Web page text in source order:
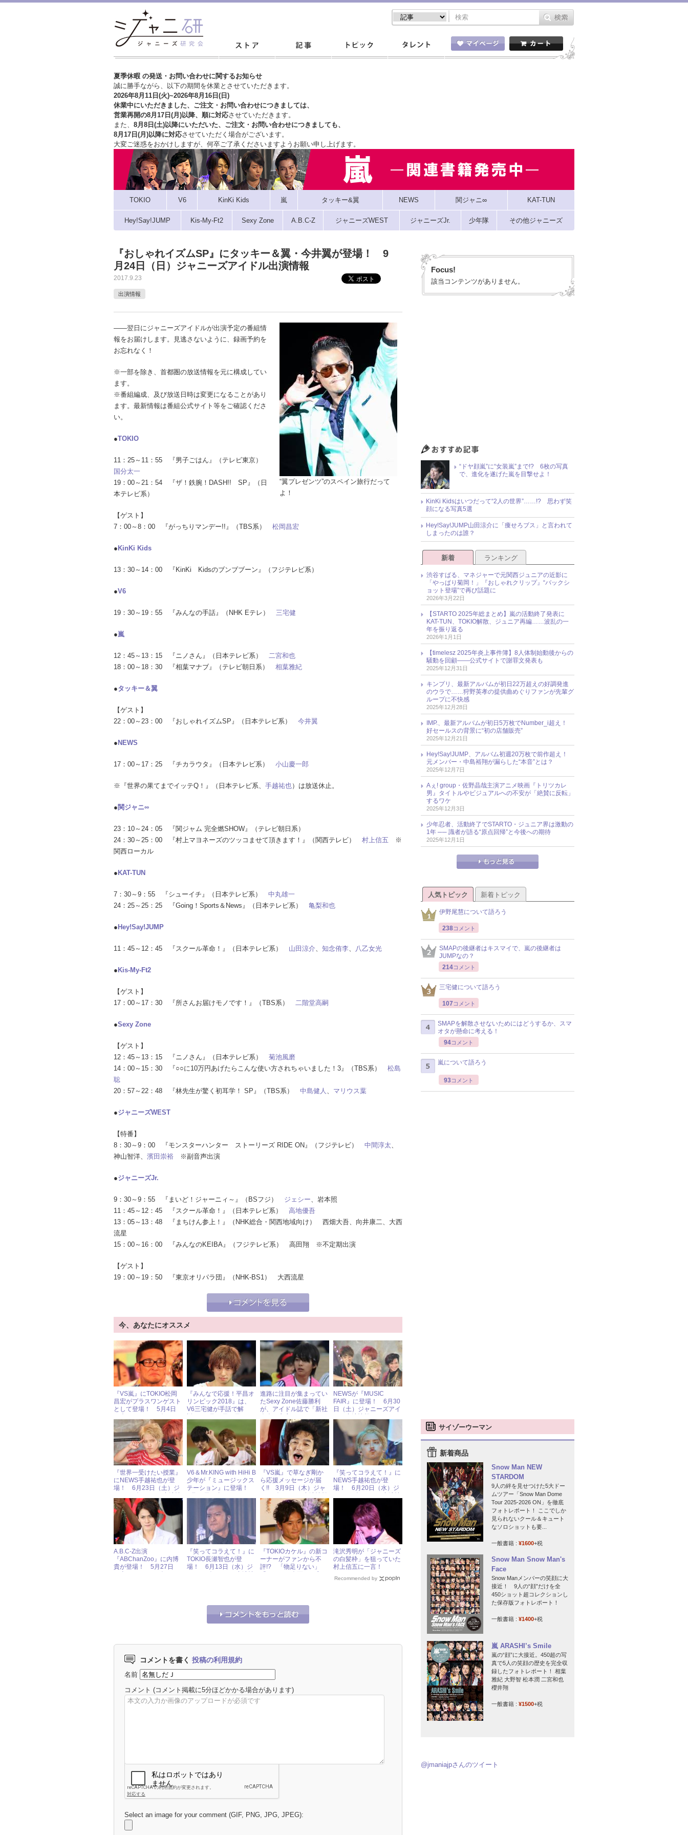
夏季休暇 の発送・お問い合わせに関するお知らせ
誠に勝手ながら、以下の期間を休業とさせていただきます。
2026年8月11日(火)~2026年8月16日(日)
休業中にいただきました、ご注文・お問い合わせにつきましては、
営業再開の8月17日(月)以降、順に対応させていただきます。
また、 8月8日(土)以降にいただいた、ご注文・ お問い合わせにつきましても、
8月17日(月)以降に対応させていただく場合がございます。
大変ご迷惑をおかけしますが、 何卒ご了承くださいますようお願い申し上げます。
TOKIO V6 KinKi Kids 嵐 タッキー&翼 NEWS 関ジャニ∞ KAT-TUN
Hey!Say!JUMP Kis-My-Ft2 Sexy Zone A.B.C-Z ジャニーズWEST ジャニーズJr. 少年隊 その他ジャニーズ
『おしゃれイズムSP』にタッキー＆翼・今井翼が登場！ 9
月24日（日）ジャニーズアイドル出演情報
2017.9.23
出演情報
“翼プレゼンツ”のスペイン旅行だって
よ！
――翌日にジャニーズアイドルが出演予定の番組情
報をお届けします。見逃さないように、録画予約を
お忘れなく！
※一部を除き、首都圏の放送情報を元に構成してい
ます。
※番組編成、及び放送日時は変更になることがあり
ます。最新情報は番組公式サイト等をご確認くださ
い。
●TOKIO
11：25～11：55 『男子ごはん』（テレビ東京）
国分太一
19：00～21：54 『ザ！鉄腕！DASH!! SP』（日
本テレビ系）
【ゲスト】
7：00～8：00 『がっちりマンデー!!』（TBS系） 松岡昌宏
● KinKi Kids
13：30～14：00 『KinKi Kidsのブンブブーン』（フジテレビ系）
●V6
19：30～19：55 『みんなの手話』（NHK Eテレ） 三宅健
●嵐
12：45～13：15 『ニノさん』（日本テレビ系） 二宮和也
18：00～18：30 『相葉マナブ』（テレビ朝日系） 相葉雅紀
●タッキー＆翼
【ゲスト】
22：00～23：00 『おしゃれイズムSP』（日本テレビ系） 今井翼
● NEWS
17：00～17：25 『チカラウタ』（日本テレビ系） 小山慶一郎
※『世界の果てまでイッテQ！』（日本テレビ系、 手越祐也）は放送休止。
● 関ジャニ∞
23：10～24：05 『関ジャム 完全燃SHOW』（テレビ朝日系）
24：30～25：00 『村上マヨネーズのツッコませて頂きます！』（関西テレビ） 村上信五 ※
関西ローカル
● KAT-TUN
7：30～9：55 『シューイチ』（日本テレビ系） 中丸雄一
24：25～25：25 『Going！Sports＆News』（日本テレビ系） 亀梨和也
● Hey!Say!JUMP
11：45～12：45 『スクール革命！』（日本テレビ系） 山田涼介、 知念侑李、 八乙女光
● Kis-My-Ft2
【ゲスト】
17：00～17：30 『所さんお届けモノです！』（TBS系） 二階堂高嗣
●Sexy Zone
【ゲスト】
12：45～13：15 『ニノさん』（日本テレビ系） 菊池風磨
14：00～15：30 『○○に10万円あげたらこんな使い方されちゃいました！3』（TBS系） 松島
聡
20：57～22：48 『林先生が驚く初耳学！ SP』（TBS系） 中島健人 、 マリウス葉
●ジャニーズWEST
【特番】
8：30～9：00 『モンスターハンター ストーリーズ RIDE ON』（フジテレビ） 中間淳太、
神山智洋、 濱田崇裕 ※副音声出演
●ジャニーズJr.
9：30～9：55 『まいど！ジャーニィ～』（BSフジ） ジェシー、岩本照
11：45～12：45 『スクール革命！』（日本テレビ系） 高地優吾
13：05～13：48 『まちけん参上！』（NHK総合・関西地域向け） 西畑大吾、向井康二、大西
流星
15：00～16：00 『みんなのKEIBA』（フジテレビ系） 高田翔 ※不定期出演
【ゲスト】
19：00～19：50 『東京オリパラ団』（NHK-BS1） 大西流星
今、あなたにオススメ
『VS嵐』にTOKIO松岡
昌宏がプラスワンゲスト
として登場！ 5月4日
ル出演情報
『みんなで応援！平昌オ
リンピック2018』は、
V6三宅健が手話で解
ャニーズアイドル出演情
報
進路に注目が集まってい
たSexy Zone佐藤勝利
が、アイドル誌で「新社
NEWSが『MUSIC
FAIR』に登場！ 6月30
日（土）ジャニーズアイ
『世界一受けたい授業』
にNEWS手越祐也が登
場！ 6月23日（土）ジ
報
V6＆Mr.KING with HiHi B
少年が『ミュージックス
テーション』に登場！
ズアイドル出演情報
『VS嵐』で草なぎ剛か
ら応援メッセージが届
く!! 3月9日（木）ジャ
『笑ってコラえて！』に
NEWS手越祐也が登
場！ 6月20日（水）ジ
A.B.C-Z出演
『ABChanZoo』に内博
貴が登場！ 5月27日
『笑ってコラえて！』に
TOKIO長瀬智也が登
場！ 6月13日（水）ジ
『TOKIOカケル』の新コ
ーナーがファンから不
評!? 「物足りない」
滝沢秀明が「ジャニーズ
の白髪枠」を狙っていた
村上信五に一言！
Recommended by
コメントを書く 投稿の利用規約
名前
コメント (コメント掲載に5分ほどかかる場合があります)
Select an image for your comment (GIF, PNG, JPG, JPEG):
Focus!
該当コンテンツがありません。
“ドヤ顔嵐”に“女装嵐”まで!? 6枚の写真
で、進化を遂げた嵐を目撃せよ！
KinKi Kidsはいつだって“2人の世界”……!? 思わず笑
顔になる写真5選
Hey!Say!JUMP山田涼介に「痩せろブス」と言われて
しまったのは誰？
新着 ランキング
渋谷すばる、マネジャーで元関西ジュニアの近影に
「やっぱり菊岡！」『おしゃれクリップ』“バックシ
ョット登場”で再び話題に
2026年3月22日
【STARTO 2025年総まとめ】嵐の活動終了発表に
KAT-TUN、TOKIO解散、ジュニア再編……波乱の一
年を振り返る
2026年1月1日
【timelesz 2025年炎上事件簿】8人体制始動後からの
騒動を回顧――公式サイトで謝罪文発表も
2025年12月31日
キンプリ、最新アルバムが初日22万超えの好調発進
のウラで……狩野英孝の提供曲めぐりファンが先輩グ
ループに不快感
2025年12月28日
IMP.、最新アルバムが初日5万枚でNumber_i超え！
好セールスの背景に“初の店舗販売”
2025年12月21日
Hey!Say!JUMP、アルバム初週20万枚で前作超え！
元メンバー・中島裕翔が漏らした“本音”とは？
2025年12月7日
Aぇ! group・佐野晶哉主演アニメ映画『トリツカレ
男』タイトルやビジュアルへの不安が「絶賛に反転」
するワケ
2025年12月3日
少年忍者、活動終了でSTARTO・ジュニア界は激動の
1年 ── 識者が語る“原点回帰”と今後への期待
2025年12月1日
人気トピック 新着トピック
伊野尾慧について語ろう
238コメント
SMAPの後継者はキスマイで、嵐の後継者は
JUMPなの？
214コメント
三宅健について語ろう
107 コメント
SMAPを解散させないためにはどうするか、スマ
オタが懸命に考える！
94コメント
嵐について語ろう
93コメント
サイゾーウーマン
新着商品
Snow Man NEW
STARDOM
9人の絆を見せつけた5大ドー
ムツアー「Snow Man Dome
Tour 2025-2026 ON」を徹底
フォトレポート！ ここでしか
見られないクール＆キュート
なソロショットも要...
一般書籍 : ¥1600+税
Snow Man Snow Man's
Face
Snow Manメンバーの笑顔に大
接近！ 9人の“顔”だけを全
450ショット超コレクションし
た保存版フォトレポート！
一般書籍 : ¥1400+税
嵐 ARASHI’s Smile
嵐の“顔”に大接近。450超の写
真で5人の笑顔の歴史を完全収
録したフォトレポート！ 相葉
雅紀 大野智 松本潤 二宮和也
櫻井翔
一般書籍 : ¥1500+税
@jmaniajpさんのツイート